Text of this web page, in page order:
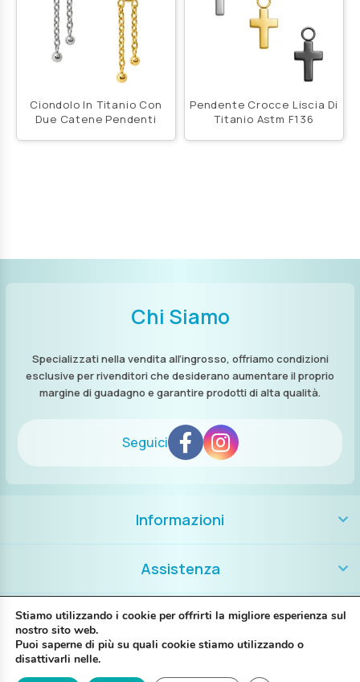
Ciondolo In Titanio Con
Due Catene Pendenti
Pendente Crocce Liscia Di
Titanio Astm F136
Chi Siamo
Specializzati nella vendita all’ingrosso, offriamo condizioni
esclusive per rivenditori che desiderano aumentare il proprio
margine di guadagno e garantire prodotti di alta qualità.
Seguici
Informazioni
Assistenza
Contatti
+39 389 8986018
Stiamo utilizzando i cookie per offrirti la migliore esperienza sul
nostro sito web.
Puoi saperne di più su quali cookie stiamo utilizzando o
disattivarli nelle.